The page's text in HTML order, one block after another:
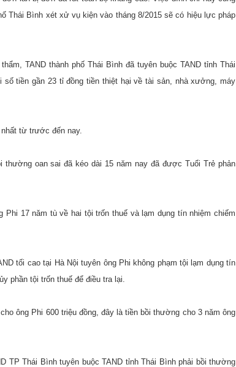
Thái Bình xét xử vụ kiện vào tháng 8/2015 sẽ có hiệu lực pháp
TAND thành phố Thái Bình đã tuyên buộc TAND tỉnh Thái
tiền gần 23 tỉ đồng tiền thiệt hại về tài sản, nhà xưởng, máy
từ trước đến nay.
oan sai đã kéo dài 15 năm nay đã được Tuổi Trẻ phản
Phi 17 năm tù về hai tội trốn thuế và lạm dụng tín nhiệm chiếm
tối cao tại Hà Nội tuyên ông Phi không phạm tội lạm dụng tín
phần tội trốn thuế để điều tra lại.
ông Phi 600 triệu đồng, đây là tiền bồi thường cho 3 năm ông
TP Thái Bình tuyên buộc TAND tỉnh Thái Bình phải bồi thường